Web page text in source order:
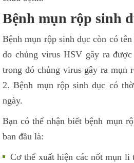
Bệnh mụn rộp sinh
Bệnh mụn rộp sinh dục còn có
do chủng virus HSV gây ra
trong đó chủng virus gây ra mụn
2. Bệnh mụn rộp sinh dục có
ngày.
Bạn có thể nhận biết bệnh mụn
ban đầu là:
Cơ thể xuất hiện các nốt mụn li